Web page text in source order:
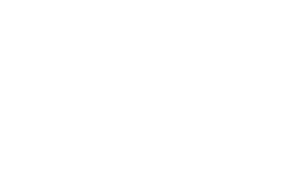
106 cm / 42 in, Color: Negro, Talla: 0XL